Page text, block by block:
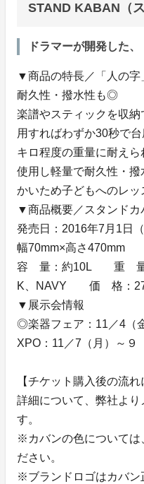
STAND KABAN（
ドラマーが開発した
▼商品の特長／「人の字
耐久性・撥水性も◎
楽譜やスティックを収
用すればわずか30秒で
キロ程度の重量に耐え
使用し軽量で耐久性・
かいため子どもへのレッ
▼商品概要／スタンドカ
発売日：2016年7月1日
幅70mm×高さ470mm
容 量：約10L 重 量
K、NAVY 価 格：
▼展示会情報
◎楽器フェア：11／4
XPO：11／7（月）～９
【チケット購入後の流れ
詳細について、弊社より
す。
※カバンの色について
ださい。
※ブランドロゴはカバン